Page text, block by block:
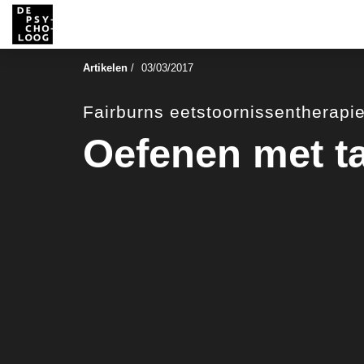
Artikelen / 03/03/2017
Fairburns
Oefenen met